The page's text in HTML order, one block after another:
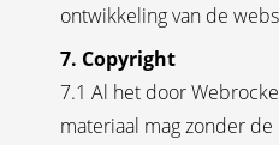
ontwikkeling van de
7. Copyright
7.1 Al het door
materiaal mag zonder